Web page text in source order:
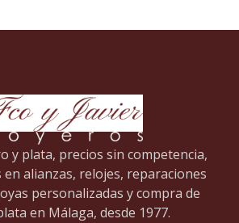
y plata, precios sin competencia,
en alianzas, relojes, reparaciones
personalizadas y compra de
en Málaga, desde 1977.